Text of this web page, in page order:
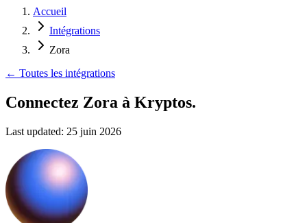
Accueil
Intégrations
Zora
← Toutes les intégrations
Connectez Zora à Kryptos.
Last updated: 25 juin 2026